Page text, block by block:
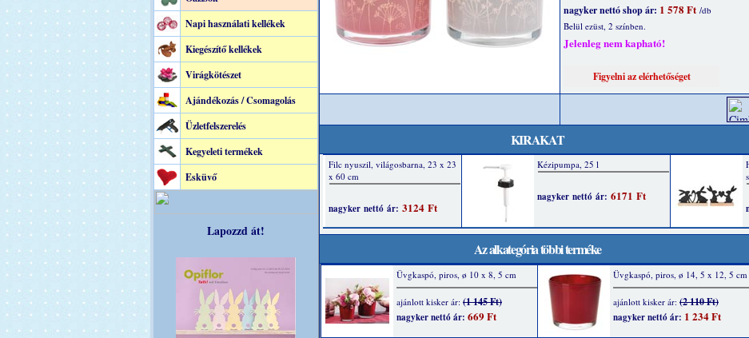
Napi használati kellékek
Kiegészítő kellékek
Virágkötészet
Ajándékozás / Csomagolás
Üzletfelszerelés
Kegyeleti termékek
Esküvő
Lapozzd át!
nagyker nettó shop ár: 1 578 Ft /db
Belül ezüst, 2 színben.
Jelenleg nem kapható!
KIRAKAT
Az alkategória többi terméke
Üvgkaspó, piros, ø 10 x 8, 5 cm
ajánlott kisker ár: (1 145 Ft)
nagyker nettó ár: 669 Ft
Üvgkaspó, piros, ø 14, 5 x 12, 5 cm
ajánlott kisker ár: (2 110 Ft)
nagyker nettó ár: 1 234 Ft